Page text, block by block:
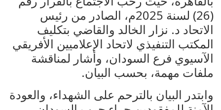
(26) لسنة 2025م، الصادر من رئيس
الاتحاد د. نزار الخالد والقاضي بتكليف
المكتب التنفيذي لاتحاد الإعلاميين الأفريقي
الآسيوي فرع السودان، وأشار لمناقشة
ملفات مهمة، بحسب البيان.
وابتدر البيان بالترحم على الشهداء، والعودة